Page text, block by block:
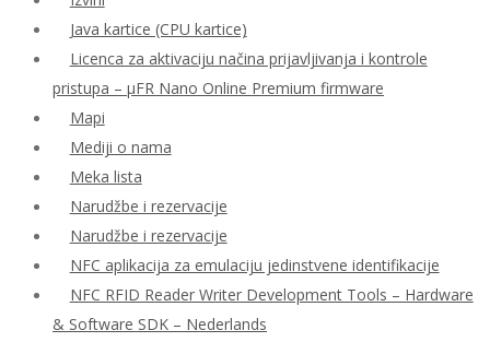
Java kartice (CPU kartice)
Licenca za aktivaciju načina prijavljivanja i kontrole
pristupa – μFR Nano Online Premium firmware
Mapi
Mediji o nama
Meka lista
Narudžbe i rezervacije
Narudžbe i rezervacije
NFC aplikacija za emulaciju jedinstvene identifikacije
NFC RFID Reader Writer Development Tools – Hardware
& Software SDK – Nederlands